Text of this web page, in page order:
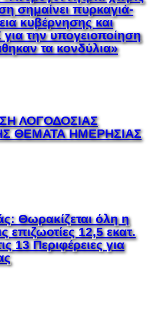
σημαίνει πυρκαγιά-
κυβέρνησης και
την υπογειοποίηση
τα κονδύλια»
ΛΟΓΟΔΟΣΙΑΣ
ΘΕΜΑΤΑ ΗΜΕΡΗΣΙΑΣ
Θωρακίζεται όλη η
επιζωοτίες 12,5 εκατ.
13 Περιφέρειες για